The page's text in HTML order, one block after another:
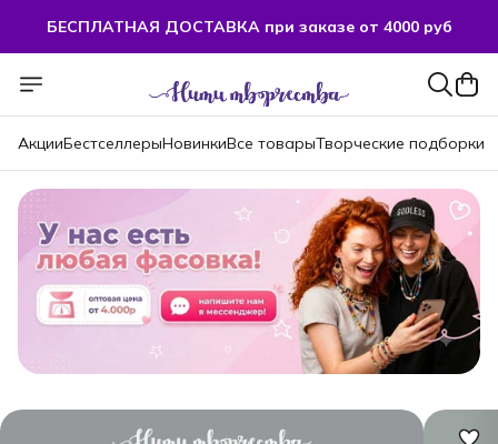
БЕСПЛАТНАЯ ДОСТАВКА при заказе от 4000 руб
БЕСПЛАТНАЯ ДОСТАВКА при заказе от 4000 руб
АкцииБестселлерыНовинкиВсе товарыТворческие подборки